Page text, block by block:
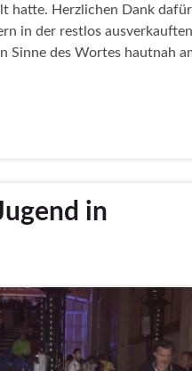
hatte. Herzlichen Dank dafür
in der restlos ausverkauften
Sinne des Wortes hautnah
in